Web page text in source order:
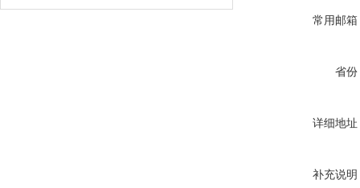
常用邮箱
省份
详细地址
补充说明